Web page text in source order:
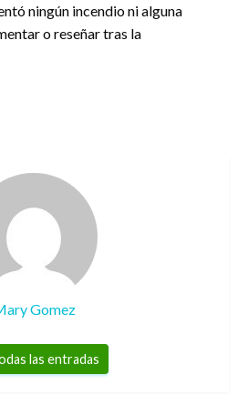
ningún incendio ni alguna
o reseñar tras la
Gomez
las entradas